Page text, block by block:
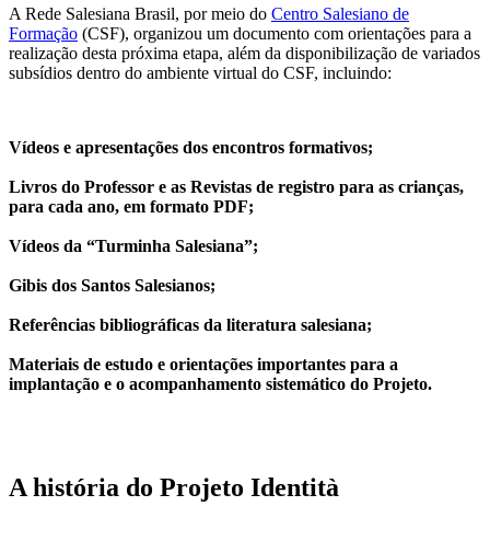
A Rede Salesiana Brasil, por meio do Centro Salesiano de
Formação (CSF), organizou um documento com orientações para a
realização desta próxima etapa, além da disponibilização de variados
subsídios dentro do ambiente virtual do CSF, incluindo:
Vídeos e apresentações dos encontros formativos;
Livros do Professor e as Revistas de registro para as crianças,
para cada ano, em formato PDF;
Vídeos da “Turminha Salesiana”;
Gibis dos Santos Salesianos;
Referências bibliográficas da literatura salesiana;
Materiais de estudo e orientações importantes para a
implantação e o acompanhamento sistemático do Projeto.
A história do Projeto Identità